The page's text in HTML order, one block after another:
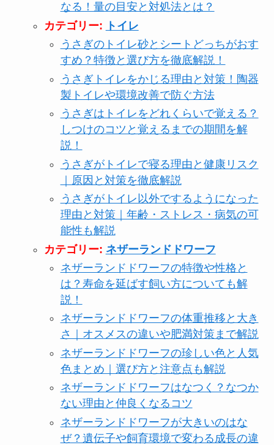
なる！量の目安と対処法とは？
カテゴリー: トイレ
うさぎのトイレ砂とシートどっちがおす
すめ？特徴と選び方を徹底解説！
うさぎトイレをかじる理由と対策！陶器
製トイレや環境改善で防ぐ方法
うさぎはトイレをどれくらいで覚える？
しつけのコツと覚えるまでの期間を解
説！
うさぎがトイレで寝る理由と健康リスク
｜原因と対策を徹底解説
うさぎがトイレ以外でするようになった
理由と対策｜年齢・ストレス・病気の可
能性も解説
カテゴリー: ネザーランドドワーフ
ネザーランドドワーフの特徴や性格と
は？寿命を延ばす飼い方についても解
説！
ネザーランドドワーフの体重推移と大き
さ｜オスメスの違いや肥満対策まで解説
ネザーランドドワーフの珍しい色と人気
色まとめ｜選び方と注意点も解説
ネザーランドドワーフはなつく？なつか
ない理由と仲良くなるコツ
ネザーランドドワーフが大きいのはな
ぜ？遺伝子や飼育環境で変わる成長の違